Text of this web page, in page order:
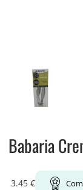
Babaria
3.45 €